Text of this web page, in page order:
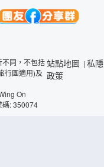
同，不包括
行團適用)及
On
碼: 350074
站點地圖 | 私隱
政策